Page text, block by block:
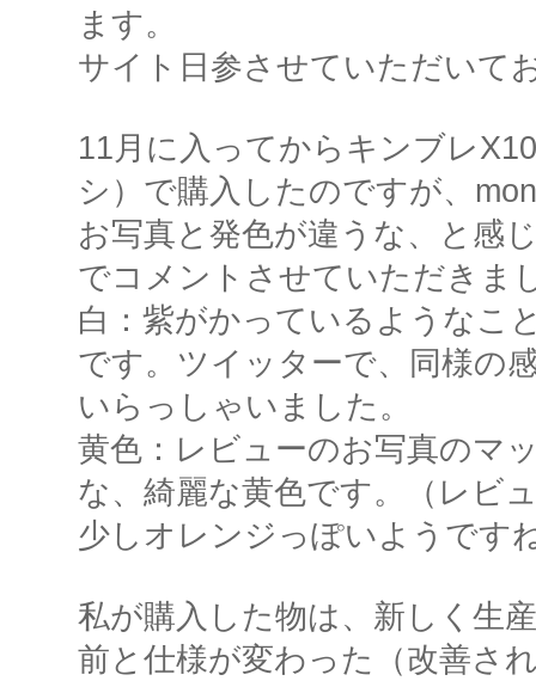
ます。
サイト日参させていただいて
11月に入ってからキンブレ
シ）で購入したのですが、
お写真と発色が違うな、と感
でコメントさせていただきま
白：紫がかっているようなこ
です。ツイッターで、同様の
いらっしゃいました。
黄色：レビューのお写真のマ
な、綺麗な黄色です。（レビ
少しオレンジっぽいようです
私が購入した物は、新しく生
前と仕様が変わった（改善さ